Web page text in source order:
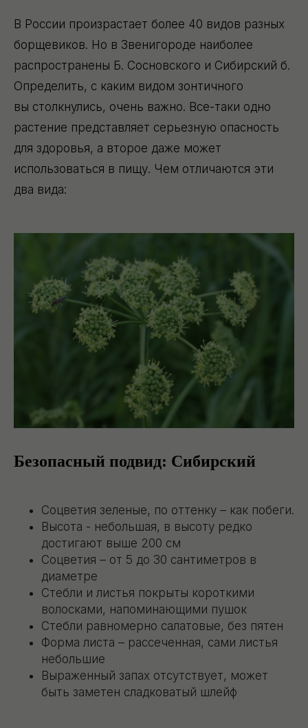
В России произрастает более 40 видов разных
борщевиков. Но в Звенигороде наиболее
распространены Б. Сосновского и Сибирский б.
Определить, с каким видом зонтичного
вы столкнулись, очень важно. Все-таки одно
растение представляет серьезную опасность
для здоровья, а второе даже может
использоваться в пищу. Чем отличаются эти
два вида:
Безопасный подвид: Сибирский
Соцветия зеленые, по оттенку – как побеги.
Высота - небольшая, в высоту редко
достигают выше 200 см
Соцветия – от 5 до 30 сантиметров в
диаметре
Стебли и листья покрыты короткими
волосками, напоминающими пушок
Стебли равномерно салатовые, без пятен
Форма листа – рассеченная, сами листья
небольшие
Выраженный запах отсутствует, может
быть заметен сладковатый шлейф